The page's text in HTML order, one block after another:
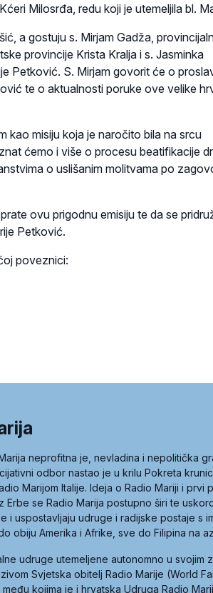
Milosrđa, redu koji je utemeljila bl.
a gostuju s. Mirjam Gadža,
provincije Krista Kralja i s. Jasminka
Petković. S. Mirjam govorit će o
te o aktualnosti poruke ove velike
kao misiju koja je naročito bila na srcu
ćemo i više o procesu beatifikacije
o uslišanim molitvama po
ovu prigodnu emisiju te da se
Petković.
poveznici:
neprofitna je, nevladina i nepolitička
odbor nastao je u krilu Pokreta
Marijom Italije. Ideja o Radio Mariji i prvi
Erbe se Radio Marija postupno širi te
i uspostavljaju udruge i radijske postaje s
obiju Amerika i Afrike, sve do Filipina na
udruge utemeljene autonomno u
Svjetska obitelj Radio Marije (World
kojima je i hrvatska Udruga Radio